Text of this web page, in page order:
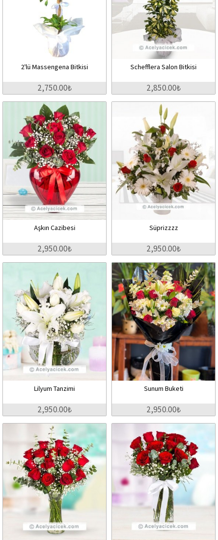
2'lü Massengena Bitkisi
2,750.00₺
Schefflera Salon Bitkisi
2,850.00₺
Aşkın Cazibesi
2,950.00₺
Süprizzzz
2,950.00₺
Lilyum Tanzimi
2,950.00₺
Sunum Buketi
2,950.00₺